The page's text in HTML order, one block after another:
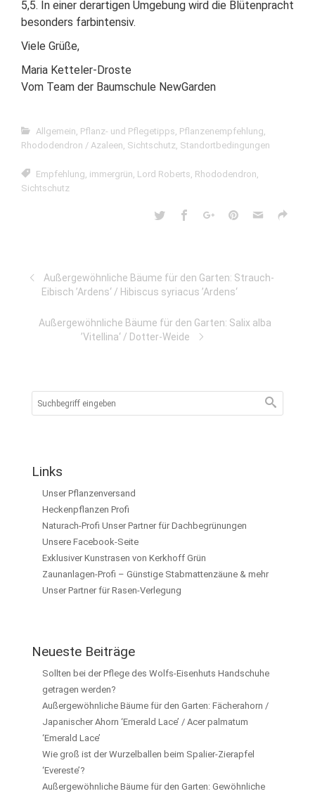
5,5. In einer derartigen Umgebung wird die Blütenpracht
besonders farbintensiv.
Viele Grüße,
Maria Ketteler-Droste
Vom Team der Baumschule NewGarden
Allgemein, Pflanz- und Pflegetipps, Pflanzenempfehlung,
Rhododendron / Azaleen, Sichtschutz, Standortbedingungen
Empfehlung, immergrün, Lord Roberts, Rhododendron,
Sichtschutz
Außergewöhnliche Bäume für den Garten: Strauch-
Eibisch ’Ardens‘ / Hibiscus syriacus ’Ardens‘
Außergewöhnliche Bäume für den Garten: Salix alba
’Vitellina‘ / Dotter-Weide
Links
Unser Pflanzenversand
Heckenpflanzen Profi
Naturach-Profi Unser Partner für Dachbegrünungen
Unsere Facebook-Seite
Exklusiver Kunstrasen von Kerkhoff Grün
Zaunanlagen-Profi – Günstige Stabmattenzäune & mehr
Unser Partner für Rasen-Verlegung
Neueste Beiträge
Sollten bei der Pflege des Wolfs-Eisenhuts Handschuhe
getragen werden?
Außergewöhnliche Bäume für den Garten: Fächerahorn /
Japanischer Ahorn ‘Emerald Lace’ / Acer palmatum
‘Emerald Lace’
Wie groß ist der Wurzelballen beim Spalier-Zierapfel
‘Evereste’?
Außergewöhnliche Bäume für den Garten: Gewöhnliche